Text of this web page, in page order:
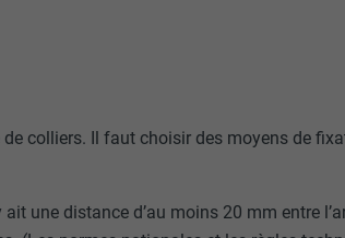
de colliers. Il faut choisir des moyens de
une distance d’au moins 20 mm entre